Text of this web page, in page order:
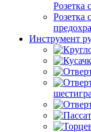
Розетка
Розетка
Инструмент